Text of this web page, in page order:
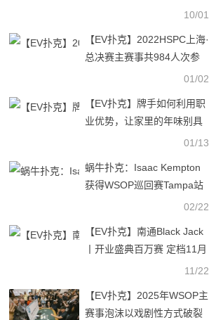
10/01
【EV扑克】2022HSPC上海·
总决赛主赛事共984人次参
赛，272名选手晋级DAY2，
01/02
【EV扑克】牌手如何利用职
业优势，让家里的年味别具
01/13
蜗牛扑克：Isaac Kempton
获得WSOP巡回赛Tampa站
02/22
【EV扑克】南通Black Jack
丨开业盛典百万赛 定档11月
23日-27日 保底奖励108W
装
11/22
【EV扑克】2025年WSOP主
赛事泡沫以戏剧性方式破裂